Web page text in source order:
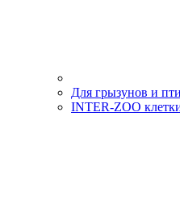
Для грызунов и
INTER-ZOO